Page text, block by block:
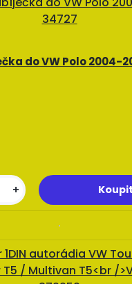
do VW Polo 2004-
+